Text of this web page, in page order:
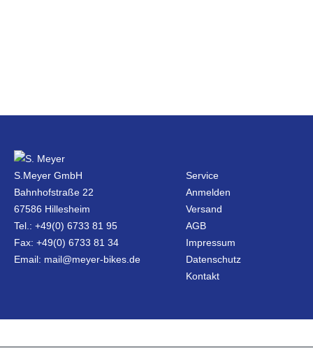
S.Meyer GmbH
Bahnhofstraße 22
67586 Hillesheim
Tel.: +49(0) 6733 81 95
Fax: +49(0) 6733 81 34
Email: mail@meyer-bikes.de
Service
Anmelden
Versand
AGB
Impressum
Datenschutz
Kontakt